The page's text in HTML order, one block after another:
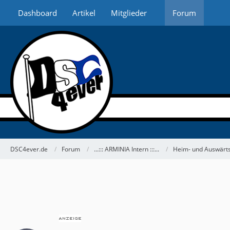
Dashboard Artikel Mitglieder Forum
DSC4ever.de Forum ...::: ARMINIA Intern :::... Heim- und